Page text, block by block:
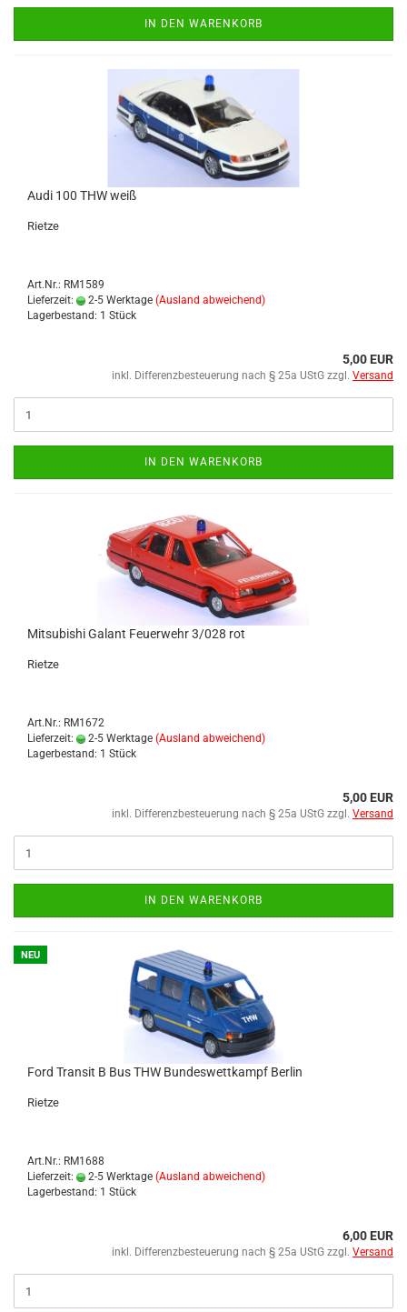
IN DEN WARENKORB
Audi 100 THW weiß
Riet­ze
Art.Nr.: RM1589
Lieferzeit:
2-5 Werktage (Ausland abweichend)
Lagerbestand: 1 Stück
5,00 EUR
inkl. Differenzbesteuerung nach § 25a UStG zzgl. Versand
IN DEN WARENKORB
Mi­tsu­bi­shi Ga­lant Feu­er­wehr 3/028 rot
Riet­ze
Art.Nr.: RM1672
Lieferzeit:
2-5 Werktage (Ausland abweichend)
Lagerbestand: 1 Stück
5,00 EUR
inkl. Differenzbesteuerung nach § 25a UStG zzgl. Versand
IN DEN WARENKORB
NEU
Ford Tran­sit B Bus THW Bun­des­wett­kampf Ber­lin
Riet­ze
Art.Nr.: RM1688
Lieferzeit:
2-5 Werktage (Ausland abweichend)
Lagerbestand: 1 Stück
6,00 EUR
inkl. Differenzbesteuerung nach § 25a UStG zzgl. Versand